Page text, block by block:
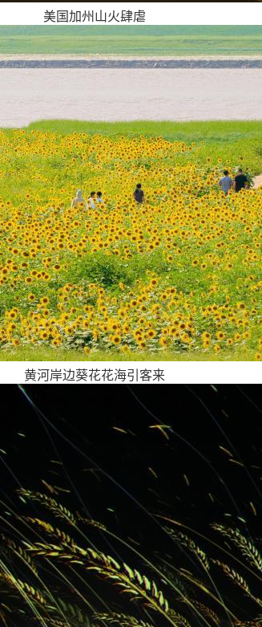
美国加州山火肆虐
黄河岸边葵花花海引客来